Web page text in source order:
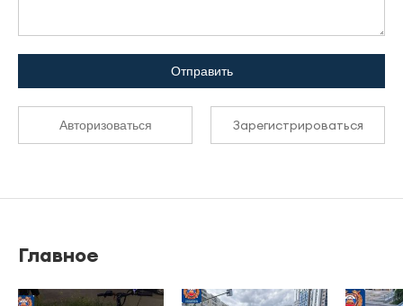
Отправить
Авторизоваться Зарегистрироваться
Главное